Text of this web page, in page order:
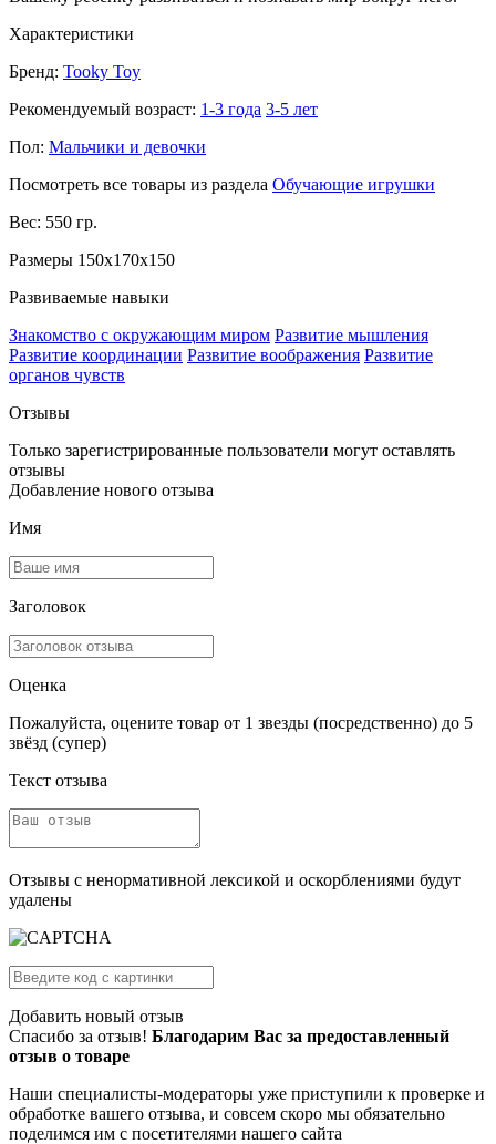
Характеристики
Бренд: Tooky Toy
Рекомендуемый возраст: 1-3 года 3-5 лет
Пол: Мальчики и девочки
Посмотреть все товары из раздела Обучающие игрушки
Вес: 550 гр.
Размеры 150x170x150
Развиваемые навыки
Знакомство с окружающим миром Развитие мышления
Развитие координации Развитие воображения Развитие
органов чувств
Отзывы
Только зарегистрированные пользователи могут оставлять
отзывы
Добавление нового отзыва
Имя
Заголовок
Оценка
Пожалуйста, оцените товар от 1 звезды (посредственно) до 5
звёзд (супер)
Текст отзыва
Отзывы с ненормативной лексикой и оскорблениями будут
удалены
Добавить новый отзыв
Спасибо за отзыв! Благодарим Вас за предоставленный
отзыв о товаре
Наши специалисты-модераторы уже приступили к проверке и
обработке вашего отзыва, и совсем скоро мы обязательно
поделимся им с посетителями нашего сайта